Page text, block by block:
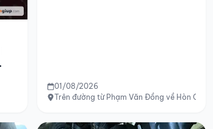
01/08/2026
Trên đường từ Phạm Văn Đồng về Hòn Chồng